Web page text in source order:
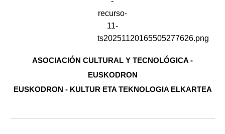
ASOCIACIÓN CULTURAL Y TECNOLÓGICA -
EUSKODRON
EUSKODRON - KULTUR ETA TEKNOLOGIA ELKARTEA